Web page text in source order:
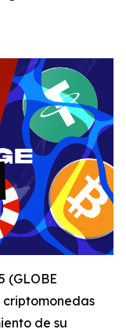
(GLOBE
criptomonedas
de su